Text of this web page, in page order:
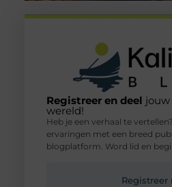
Registreer en deel
wereld!
Heb je een verhaal te
ervaringen met een breed
blogplatform. Word lid en
Registreer